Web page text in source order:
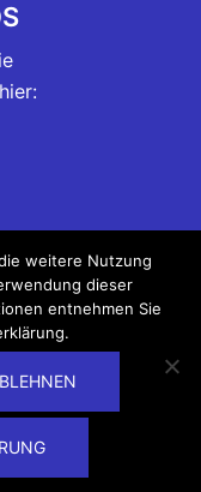
denen unsere
die
weitere Nutzung
dieser
entnehmen Sie